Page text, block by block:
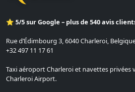
⭐ 5/5 sur Google – plus de 540 avis
Rue d’Édimbourg 3, 6040 Charleroi,
+32 497 11 17 61
Taxi aéroport Charleroi et navettes privées
Charleroi Airport.